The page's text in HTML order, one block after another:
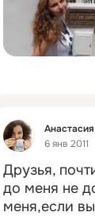
Фид
6 янв 2011
Друзья,
до меня не
меня,если